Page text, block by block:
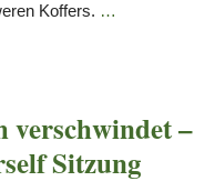
Koffers. …
verschwindet –
Sitzung